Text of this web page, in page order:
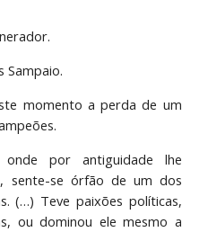
Sampaio.
momento a perda de um
por antiguidade lhe
sente-se órfão de um dos
(…) Teve paixões políticas,
ou dominou ele mesmo a